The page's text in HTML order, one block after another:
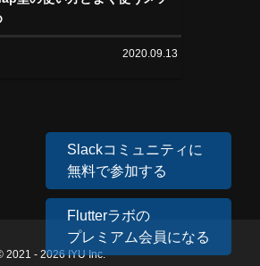
Slackコミュニティに
無料で参加する
Flutterラボの
プレミアム会員になる
2020.09.13
2021 - 2026 IYU Inc.